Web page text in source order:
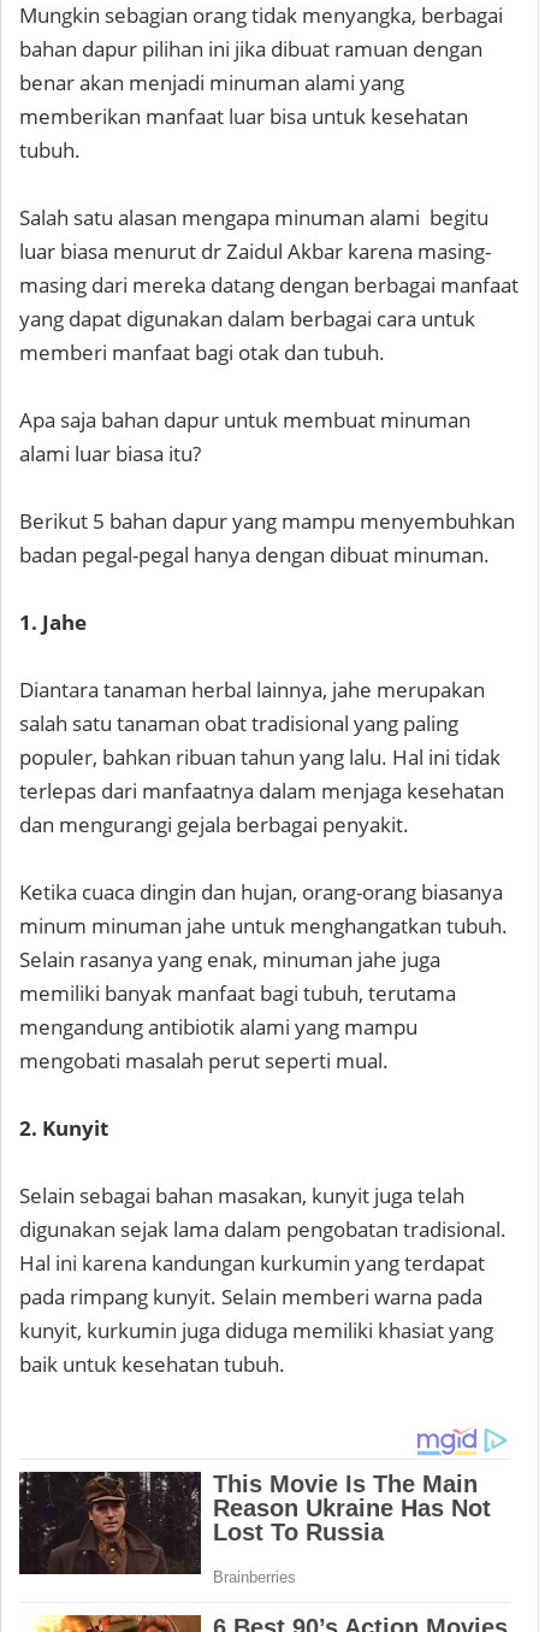
Mungkin sebagian orang tidak menyangka, berbagai
bahan dapur pilihan ini jika dibuat ramuan dengan
benar akan menjadi minuman alami yang
memberikan manfaat luar bisa untuk kesehatan
tubuh.
Salah satu alasan mengapa minuman alami begitu
luar biasa menurut dr Zaidul Akbar karena masing-
masing dari mereka datang dengan berbagai manfaat
yang dapat digunakan dalam berbagai cara untuk
memberi manfaat bagi otak dan tubuh.
Apa saja bahan dapur untuk membuat minuman
alami luar biasa itu?
Berikut 5 bahan dapur yang mampu menyembuhkan
badan pegal-pegal hanya dengan dibuat minuman.
1. Jahe
Diantara tanaman herbal lainnya, jahe merupakan
salah satu tanaman obat tradisional yang paling
populer, bahkan ribuan tahun yang lalu. Hal ini tidak
terlepas dari manfaatnya dalam menjaga kesehatan
dan mengurangi gejala berbagai penyakit.
Ketika cuaca dingin dan hujan, orang-orang biasanya
minum minuman jahe untuk menghangatkan tubuh.
Selain rasanya yang enak, minuman jahe juga
memiliki banyak manfaat bagi tubuh, terutama
mengandung antibiotik alami yang mampu
mengobati masalah perut seperti mual.
2. Kunyit
Selain sebagai bahan masakan, kunyit juga telah
digunakan sejak lama dalam pengobatan tradisional.
Hal ini karena kandungan kurkumin yang terdapat
pada rimpang kunyit. Selain memberi warna pada
kunyit, kurkumin juga diduga memiliki khasiat yang
baik untuk kesehatan tubuh.